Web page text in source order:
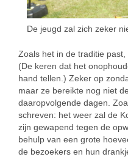
De jeugd zal zich zeker
Zoals het in de traditie
(De keren dat het
hand tellen.) Zeker op
maar ze bereikte nog niet
daaropvolgende dagen.
schreven: het weer zal de
zijn gewapend tegen de
behulp van een grote
de bezoekers en hun